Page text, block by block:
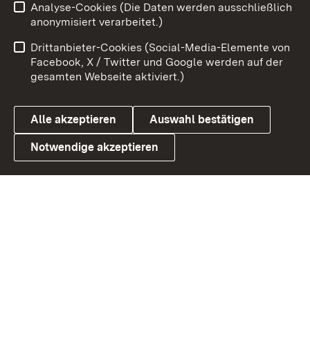
Link zum Landesportal
Benutzungshinweise
Barrierefreiheit
Datenschutz
Cookies
Analyse-Cookies (Die Daten werden ausschließlich
anonymisiert verarbeitet.)
Drittanbieter-Cookies (Social-Media-Elemente von
Facebook, X / Twitter und Google werden auf der
gesamten Webseite aktiviert.)
Alle akzeptieren Auswahl bestätigen
Notwendige akzeptieren